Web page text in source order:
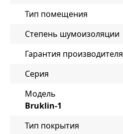
Тип помещения
Степень шумоизоляции
Гарантия производителя
Серия
Модель
Bruklin-1
Тип покрытия